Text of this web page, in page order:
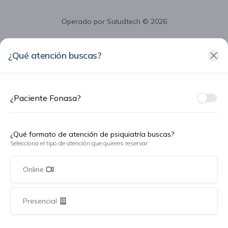
¿Qué atención buscas?
¿Paciente Fonasa?
¿Qué formato de atención de psiquiatría buscas?
Selecciona el tipo de atención que quieres reservar
Online
Presencial
Operado por Saludtech © 2026